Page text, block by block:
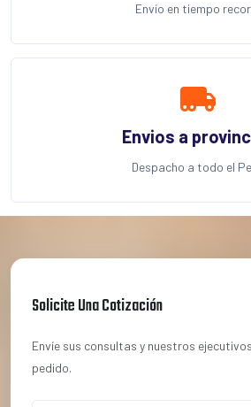
Envío en tiempo
Envios a
Despacho a todo el
Solicite Una Cotización
Envíe sus consultas y nuestros
pedido.